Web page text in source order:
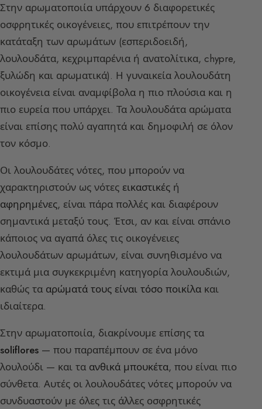
Στην αρωματοποιία υπάρχουν 6 διαφορετικές
οσφρητικές οικογένειες, που επιτρέπουν την
κατάταξη των αρωμάτων (εσπεριδοειδή,
λουλουδάτα, κεχριμπαρένια ή ανατολίτικα, chypre,
ξυλώδη και αρωματικά). Η γυναικεία λουλουδάτη
οικογένεια είναι αναμφίβολα η πιο πλούσια και η
πιο ευρεία που υπάρχει. Τα λουλουδάτα αρώματα
είναι επίσης πολύ αγαπητά και δημοφιλή σε όλον
τον κόσμο.
Οι λουλουδάτες νότες, που μπορούν να
χαρακτηριστούν ως νότες εικαστικές ή
αφηρημένες, είναι πάρα πολλές και διαφέρουν
σημαντικά μεταξύ τους. Έτσι, αν και είναι σπάνιο
κάποιος να αγαπά όλες τις οικογένειες
λουλουδάτων αρωμάτων, είναι συνηθισμένο να
εκτιμά μια συγκεκριμένη κατηγορία λουλουδιών,
καθώς τα αρώματά τους είναι τόσο ποικίλα και
ιδιαίτερα.
Στην αρωματοποιία, διακρίνουμε επίσης τα
soliflores — που παραπέμπουν σε ένα μόνο
λουλούδι — και τα ανθικά μπουκέτα, που είναι πιο
σύνθετα. Αυτές οι λουλουδάτες νότες μπορούν να
συνδυαστούν με όλες τις άλλες οσφρητικές